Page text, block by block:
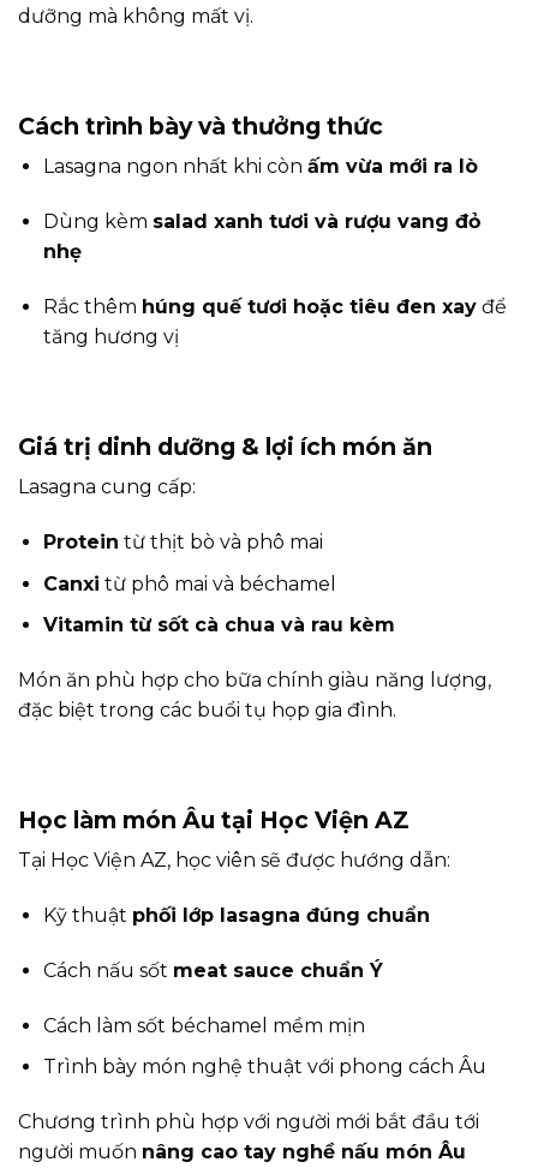
dưỡng mà không mất vị.
Cách trình bày và thưởng thức
Lasagna ngon nhất khi còn ấm vừa mới ra lò
Dùng kèm salad xanh tươi và rượu vang đỏ
nhẹ
Rắc thêm húng quế tươi hoặc tiêu đen xayđể
tăng hương vị
Giá trị dinh dưỡng & lợi ích món ăn
Lasagna cung cấp:
Protein từ thịt bò và phô mai
Canxi từ phô mai và béchamel
Vitamin từ sốt cà chua và rau kèm
Món ăn phù hợp cho bữa chính giàu năng lượng,
đặc biệt trong các buổi tụ họp gia đình.
Học làm món Âu tại Học Viện AZ
Tại Học Viện AZ, học viên sẽ được hướng dẫn:
Kỹ thuật phối lớp lasagna đúng chuẩn
Cách nấu sốt meat sauce chuẩn Ý
Cách làm sốt béchamel mềm mịn
Trình bày món nghệ thuật với phong cách Âu
Chương trình phù hợp với người mới bắt đầu tới
người muốn nâng cao tay nghề nấu món Âu